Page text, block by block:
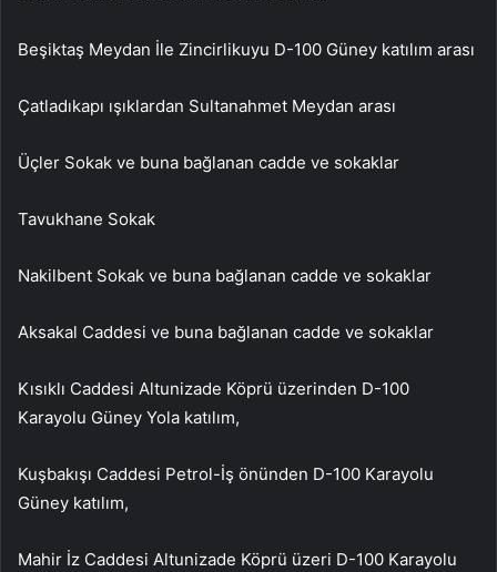
Beşiktaş Meydan İle Zincirlikuyu D-100 Güney katılım arası
Çatladıkapı ışıklardan Sultanahmet Meydan arası
Üçler Sokak ve buna bağlanan cadde ve sokaklar
Tavukhane Sokak
Nakilbent Sokak ve buna bağlanan cadde ve sokaklar
Aksakal Caddesi ve buna bağlanan cadde ve sokaklar
Kısıklı Caddesi Altunizade Köprü üzerinden D-100
Karayolu Güney Yola katılım,
Kuşbakışı Caddesi Petrol-İş önünden D-100 Karayolu
Güney katılım,
Mahir İz Caddesi Altunizade Köprü üzeri D-100 Karayolu